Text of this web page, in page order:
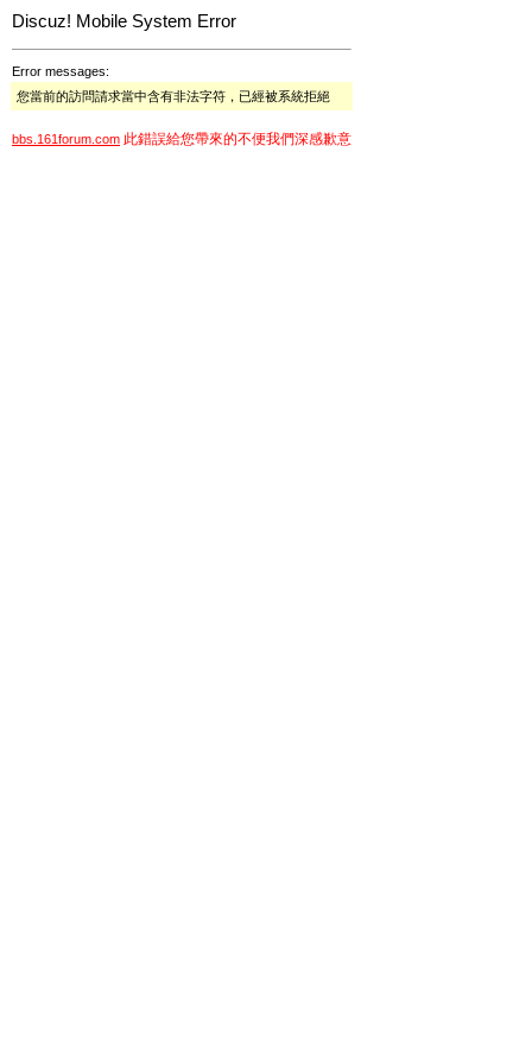
Discuz! Mobile System Error
Error messages:
您當前的訪問請求當中含有非法字符，已經被系統拒絕
bbs.161forum.com 此錯誤給您帶來的不便我們深感歉意